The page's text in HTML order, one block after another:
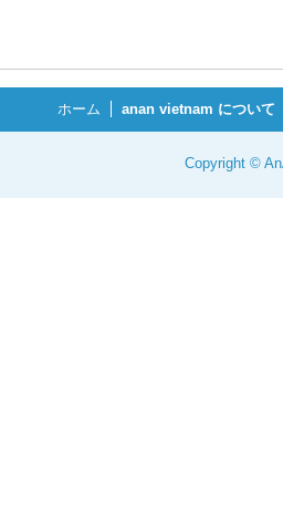
ホーム anan vietnam について
Copyright ©